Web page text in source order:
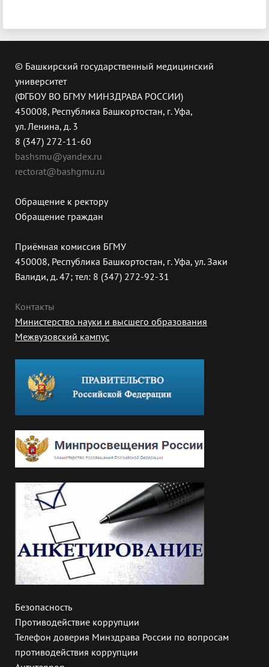
© Башкирский государственный медицинский
университет
(ФГБОУ ВО БГМУ МИНЗДРАВА РОССИИ)
450008, Республика Башкортостан, г. Уфа,
ул. Ленина, д. 3
8 (347) 272-11-60
bashsmu@yandex.ru
rectorat@bashgmu.ru
Обращение к ректору
Обращение граждан
Приёмная комиссия БГМУ
450008, Республика Башкортостан, г. Уфа, ул. Заки
Валиди, д. 47; тел: 8 (347) 272-92-31
Контакты
Министерство науки и высшего образования
Межвузовский кампус
Безопасность
Противодействие коррупции
Телефон доверия Минздрава России по вопросам
противодействия коррупции